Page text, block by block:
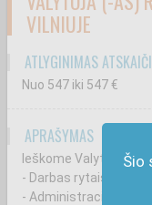
Šio
VILNIUJE
ATLYGINIMAS
Nuo 547 iki 547€
APRAŠYMAS
Ieškome Valytojos (-
- Darbas rytais, nuo 6
- Administracinės,